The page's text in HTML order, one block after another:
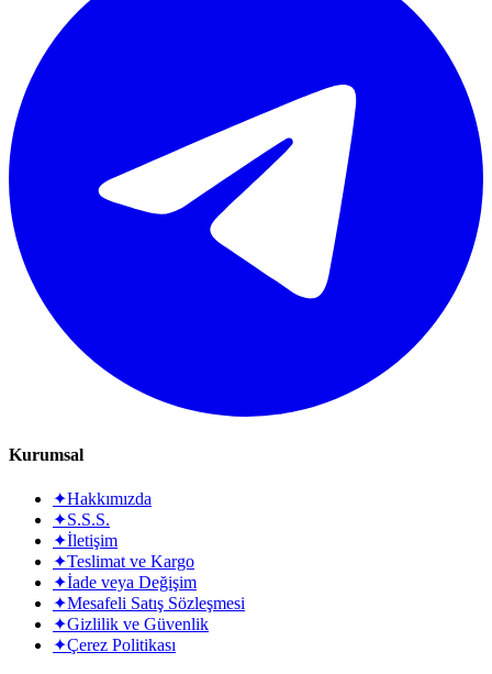
Kurumsal
✦Hakkımızda
✦S.S.S.
✦İletişim
✦Teslimat ve Kargo
✦İade veya Değişim
✦Mesafeli Satış Sözleşmesi
✦Gizlilik ve Güvenlik
✦Çerez Politikası